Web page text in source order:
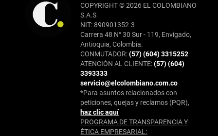
COPYRIGHT © 2026 EL COLOMBIANO
S.A.S
NIT: 890901352-3
Carrera 48 N° 30 Sur - 119, Envigado,
Antioquia, Colombia.
CONMUTADOR:(57) (604) 3315252
ATENCIÓN AL CLIENTE:(57) (604)
3393333
servicio@elcolombiano.com.co
*Para asuntos relacionados con
peticiones, quejas y reclamos (PQR),
haz clic aquí
PROGRAMA DE TRANSPARENCIA Y
ÉTICA EMPRESARIAL: